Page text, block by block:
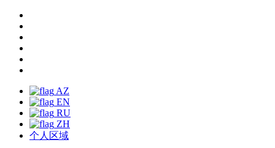
AZ
EN
RU
ZH
个人区域